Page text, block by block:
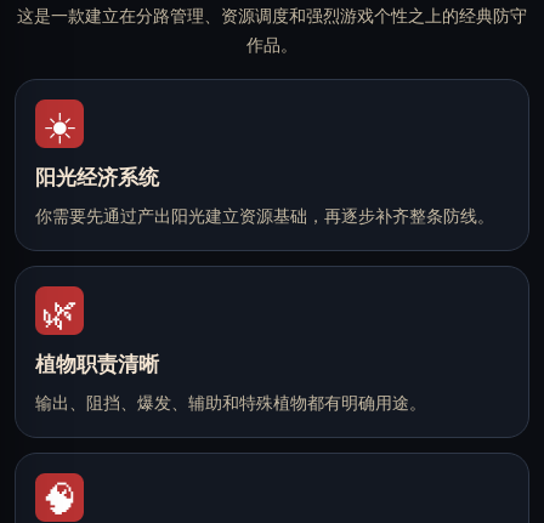
这是一款建立在分路管理、资源调度和强烈游戏个性之上的经典防守
作品。
☀️
阳光经济系统
你需要先通过产出阳光建立资源基础，再逐步补齐整条防线。
🌿
植物职责清晰
输出、阻挡、爆发、辅助和特殊植物都有明确用途。
🧠